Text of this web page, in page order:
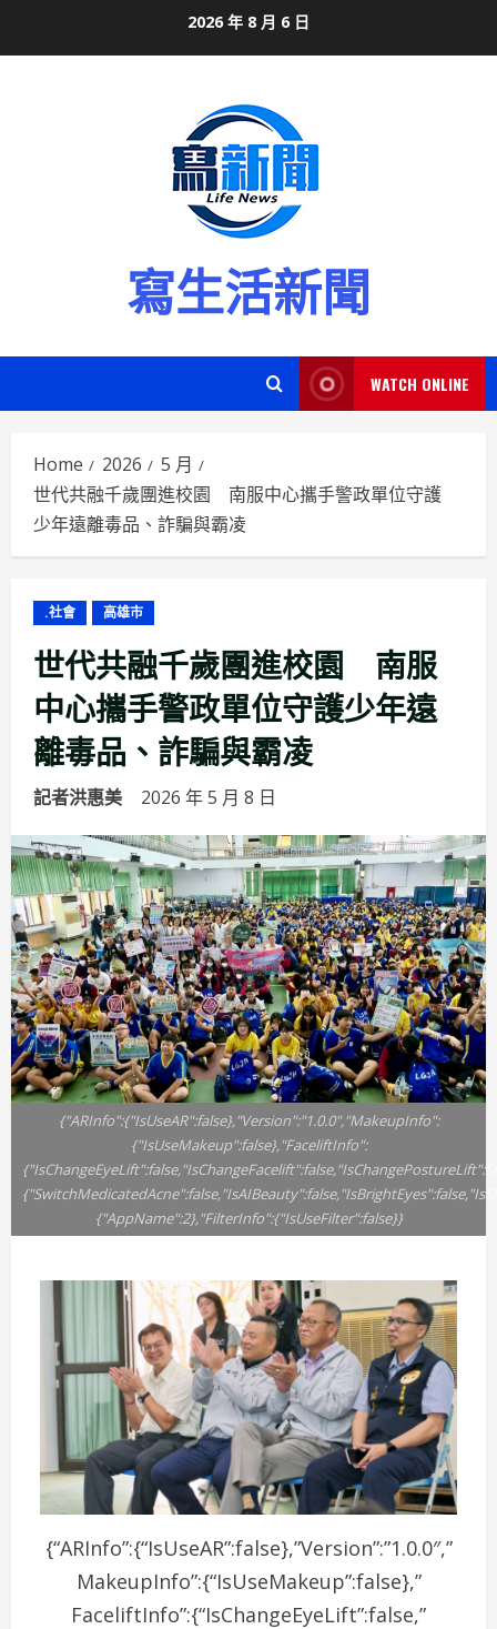
2026 年 8 月 6 日
寫生活新聞
WATCH ONLINE
Home 2026
5 月
世代共融千歲團進校園 南服中心攜手警政單位守護
少年遠離毒品、詐騙與霸凌
.社會 高雄市
世代共融千歲團進校園 南服
中心攜手警政單位守護少年遠
離毒品、詐騙與霸凌
記者洪惠美 2026 年 5 月 8 日
{"ARInfo":{"IsUseAR":false},"Version":"1.0.0","MakeupInfo":
{"IsUseMakeup":false},"FaceliftInfo":
{"AppName":2},"FilterInfo":{"IsUseFilter":false}}
{“ARInfo”:{“IsUseAR”:false},”Version”:”1.0.0″,”
MakeupInfo”:{“IsUseMakeup”:false},”
FaceliftInfo”:{“IsChangeEyeLift”:false,”